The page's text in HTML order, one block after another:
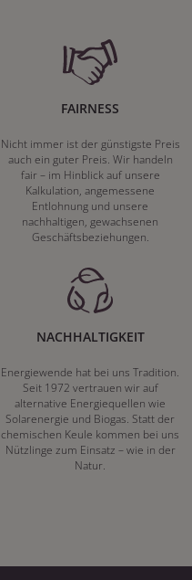
FAIRNESS
Nicht immer ist der günstigste Preis
auch ein guter Preis. Wir handeln
fair – im Hinblick auf unsere
Kalkulation, angemessene
Entlohnung und unsere
nachhaltigen, gewachsenen
Geschäftsbeziehungen.
NACHHALTIGKEIT
Energiewende hat bei uns Tradition.
Seit 1972 vertrauen wir auf
alternative Energiequellen wie
Solarenergie und Biogas. Statt der
chemischen Keule kommen bei uns
Nützlinge zum Einsatz – wie in der
Natur.